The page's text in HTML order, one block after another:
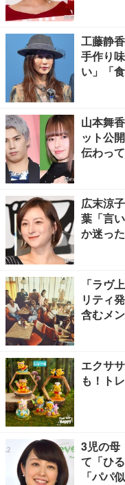
工藤静
手作り
い」「
山本舞
ット公
伝わっ
広末涼
葉「言
か迷った
「ラヴ
リティ
含むメ
エクサ
も！ト
3児の母
て「ひ
「パパ